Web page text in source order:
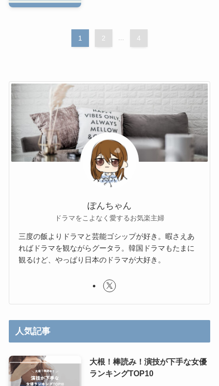
1 2 4
ぽんちゃん
ドラマをこよなく愛するお気楽主婦
三度の飯よりドラマと芸能ゴシップが好き。暇さえあ
ればドラマを観ながらグータラ。韓国ドラマもたまに
観るけど、やっぱり日本のドラマが大好き。
人気記事
大根！棒読み！演技が下手な女優
ランキングTOP10